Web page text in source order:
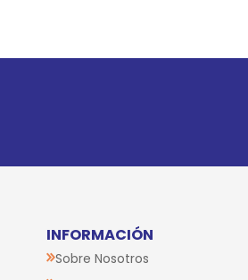
INFORMACIÓN
Sobre Nosotros